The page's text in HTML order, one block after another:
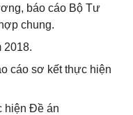
báo cáo Bộ Tư
chung.
2018.
cáo sơ kết thực hiện
hiện Đề án